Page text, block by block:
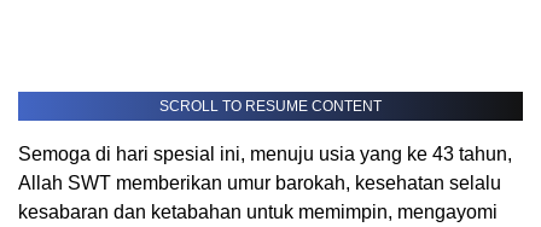
SCROLL TO RESUME CONTENT
Semoga di hari spesial ini, menuju usia yang ke 43 tahun,
Allah SWT memberikan umur barokah, kesehatan selalu
kesabaran dan ketabahan untuk memimpin, mengayomi